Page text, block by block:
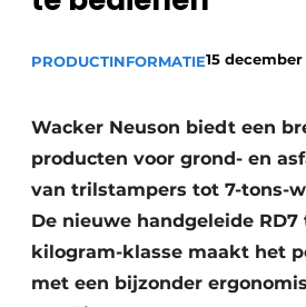
Vacature aanmelden
PRODUCTINFORMATIE15
Wacker Neuson biedt een
producten voor grond- en
van trilstampers tot 7-tons-
De nieuwe handgeleide
kilogram-klasse maakt het
met een bijzonder